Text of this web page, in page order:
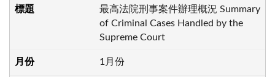
最高法院刑事案件辦理概況 Summary
of Criminal Cases Handled by the
Supreme Court
1月份